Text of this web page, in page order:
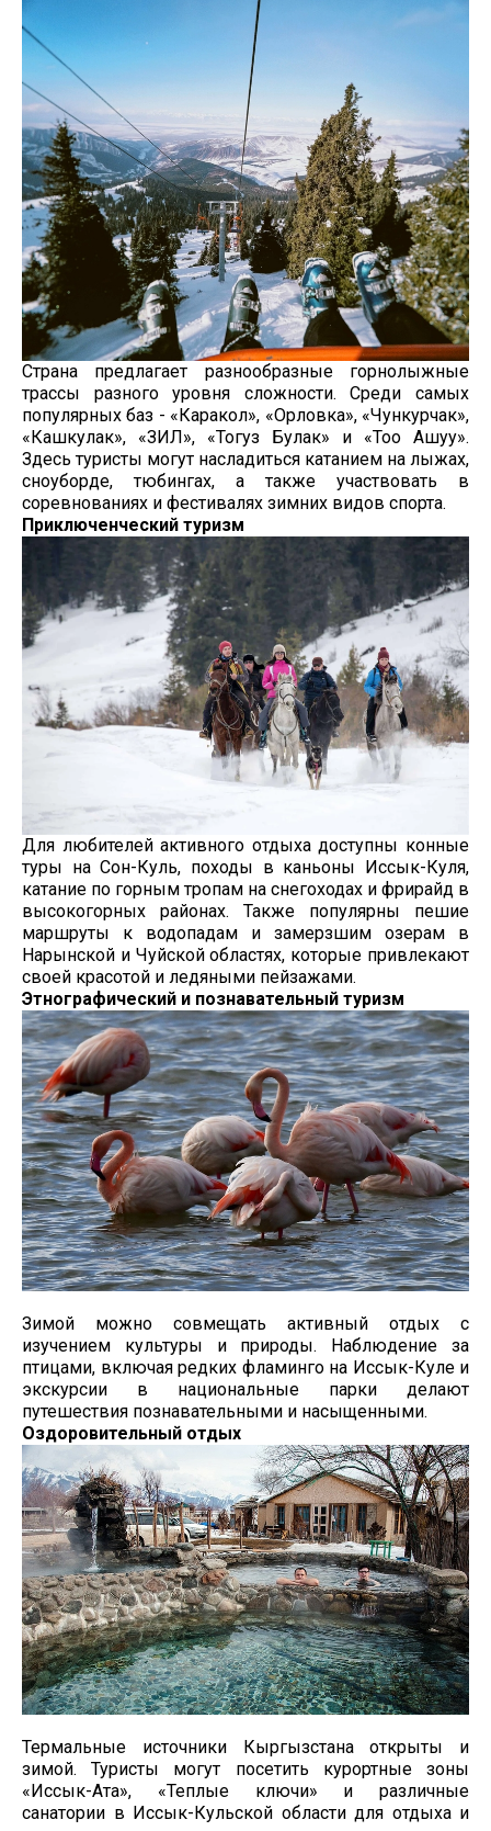
Страна предлагает разнообразные горнолыжные
трассы разного уровня сложности. Среди самых
популярных баз - «Каракол», «Орловка», «Чункурчак»,
«Кашкулак», «ЗИЛ», «Тогуз Булак» и «Тоо Ашуу».
Здесь туристы могут насладиться катанием на лыжах,
сноуборде, тюбингах, а также участвовать в
соревнованиях и фестивалях зимних видов спорта.
Приключенческий туризм
Для любителей активного отдыха доступны конные
туры на Сон-Куль, походы в каньоны Иссык-Куля,
катание по горным тропам на снегоходах и фрирайд в
высокогорных районах. Также популярны пешие
маршруты к водопадам и замерзшим озерам в
Нарынской и Чуйской областях, которые привлекают
своей красотой и ледяными пейзажами.
Этнографический и познавательный туризм
Зимой можно совмещать активный отдых с
изучением культуры и природы. Наблюдение за
птицами, включая редких фламинго на Иссык-Куле и
экскурсии в национальные парки делают
путешествия познавательными и насыщенными.
Оздоровительный отдых
Термальные источники Кыргызстана открыты и
зимой. Туристы могут посетить курортные зоны
«Иссык-Ата», «Теплые ключи» и различные
санатории в Иссык-Кульской области для отдыха и